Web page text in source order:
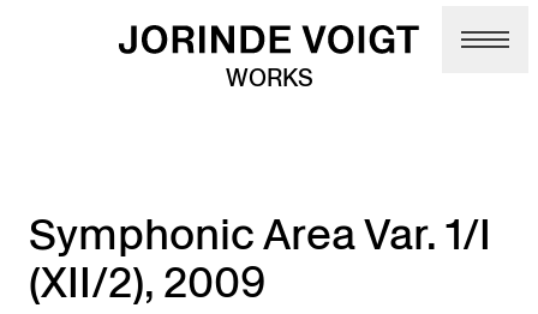
Skip to main content
WORKS
Symphonic Area Var. 1/I
(XII/2), 2009